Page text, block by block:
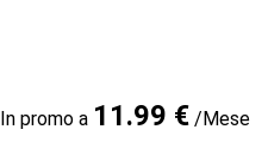
In promo a 11.99 €/Mese